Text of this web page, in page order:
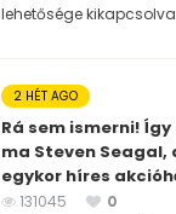
lehetősége kikapcsolva
2 HÉT AGO
Rá sem ismerni! Így
ma Steven Seagal,
egykor híres
131045
0